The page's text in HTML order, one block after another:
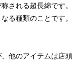
される超長綿です。
る種類のことです。
他のアイテムは店頭